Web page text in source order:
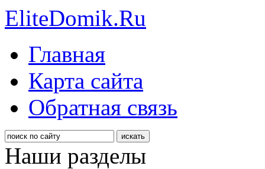
EliteDomik.Ru
Главная
Карта сайта
Обратная связь
Наши разделы